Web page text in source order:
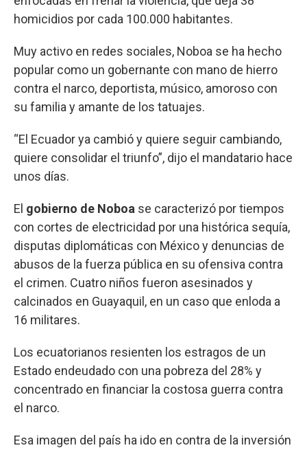
homicidios por cada 100.000 habitantes.
Muy activo en redes sociales, Noboa se ha hecho
popular como un gobernante con mano de hierro
contra el narco, deportista, músico, amoroso con
su familia y amante de los tatuajes.
“El Ecuador ya cambió y quiere seguir cambiando,
quiere consolidar el triunfo”, dijo el mandatario hace
unos días.
El gobierno de Noboa se caracterizó por tiempos
con cortes de electricidad por una histórica sequía,
disputas diplomáticas con México y denuncias de
abusos de la fuerza pública en su ofensiva contra
el crimen. Cuatro niños fueron asesinados y
calcinados en Guayaquil, en un caso que enloda a
16 militares.
Los ecuatorianos resienten los estragos de un
Estado endeudado con una pobreza del 28% y
concentrado en financiar la costosa guerra contra
el narco.
Esa imagen del país ha ido en contra de la inversión